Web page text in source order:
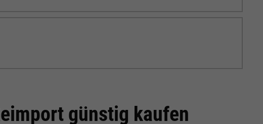
günstig kaufen